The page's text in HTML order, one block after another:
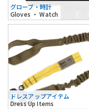
グローブ・時計
Gloves ・ Watch
ドレスアップアイテム
Dress Up Items